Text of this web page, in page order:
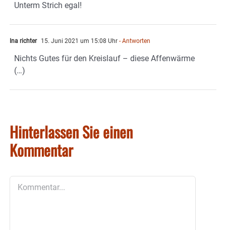
Unterm Strich egal!
Ina richter 15. Juni 2021 um 15:08 Uhr - Antworten
Nichts Gutes für den Kreislauf – diese Affenwärme
(…)
Hinterlassen Sie einen
Kommentar